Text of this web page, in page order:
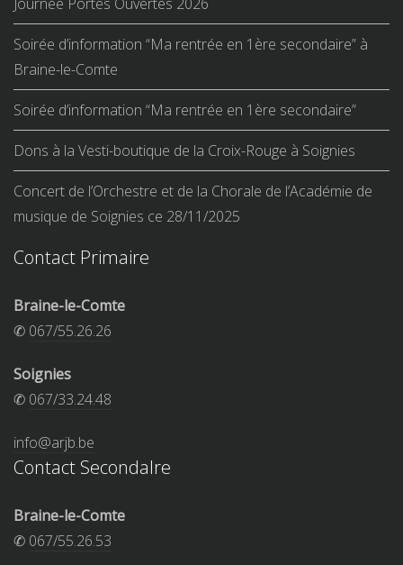
Soirée d’information “Ma rentrée en 1ère secondaire” à
Braine-le-Comte
Soirée d’information “Ma rentrée en 1ère secondaire”
Dons à la Vesti-boutique de la Croix-Rouge à Soignies
Concert de l’Orchestre et de la Chorale de l’Académie de
musique de Soignies ce 28/11/2025
Contact Primaire
Braine-le-Comte
✆ 067/55.26.26
Soignies
✆ 067/33.24.48
info@arjb.be
Contact Secondalre
Braine-le-Comte
✆ 067/55.26.53